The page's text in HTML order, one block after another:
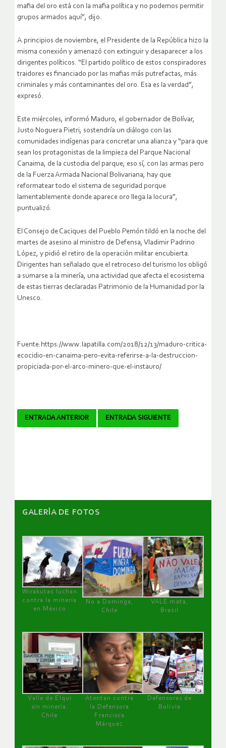
mafia del oro está con la mafia política y no podemos permitir
grupos armados aquí”, dijo.
A principios de noviembre, el Presidente de la República hizo la
misma conexión y amenazó con extinguir y desaparecer a los
dirigentes políticos. “El partido político de estos conspiradores
traidores es financiado por las mafias más putrefactas, más
criminales y más contaminantes del oro. Esa es la verdad”,
expresó.
Este miércoles, informó Maduro, el gobernador de Bolívar,
Justo Noguera Pietri, sostendría un diálogo con las
comunidades indígenas para concretar una alianza y “para que
sean los protagonistas de la limpieza del Parque Nacional
Canaima, de la custodia del parque, eso sí, con las armas pero
de la Fuerza Armada Nacional Bolivariana, hay que
reformatear todo el sistema de seguridad porque
lamentablemente donde aparece oro llega la locura”,
puntualizó.
El Consejo de Caciques del Pueblo Pemón tildó en la noche del
martes de asesino al ministro de Defensa, Vladimir Padrino
López, y pidió el retiro de la operación militar encubierta.
Dirigentes han señalado que el retroceso del turismo los obligó
a sumarse a la minería, una actividad que afecta el ecosistema
de estas tierras declaradas Patrimonio de la Humanidad por la
Unesco.
Fuente:https://www.lapatilla.com/2018/12/13/maduro-critica-
ecocidio-en-canaima-pero-evita-referirse-a-la-destruccion-
propiciada-por-el-arco-minero-que-el-instauro/
Navegador
ENTRADA ANTERIOR ENTRADA SIGUIENTE
GALERÌA DE FOTOS
Wirakutas luchan
contra la minería
en México
No a Dominga,
Chile
VALE mata,
Brasil
Valle de Elqui
sin minería.
Chile
Atentan contra
la Defensora
Francisca
Márquez
Defensoras de
Bolivia